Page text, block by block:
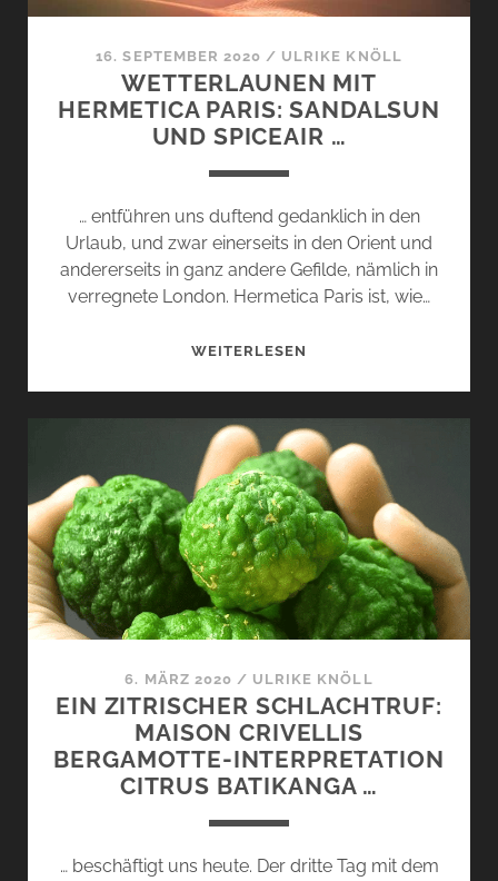
16. SEPTEMBER 2020 / ULRIKE KNÖLL
WETTERLAUNEN MIT
HERMETICA PARIS: SANDALSUN
UND SPICEAIR …
… entführen uns duftend gedanklich in den
Urlaub, und zwar einerseits in den Orient und
andererseits in ganz andere Gefilde, nämlich in
verregnete London. Hermetica Paris ist, wie…
WEITERLESEN
PARIS:
SANDALSUN
UND
SPICEAIR
…
6. MÄRZ 2020 / ULRIKE KNÖLL
EIN ZITRISCHER SCHLACHTRUF:
MAISON CRIVELLIS
BERGAMOTTE-INTERPRETATION
CITRUS BATIKANGA …
… beschäftigt uns heute. Der dritte Tag mit dem